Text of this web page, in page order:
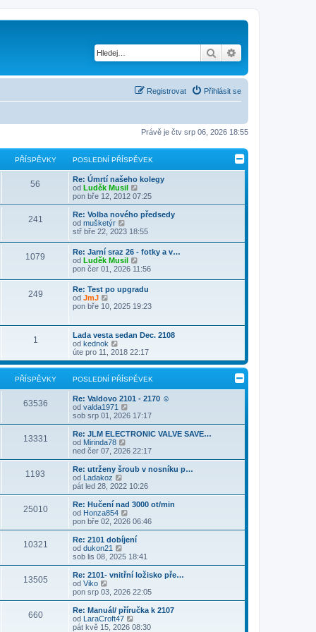
Hledat
Přihlásit se
Registrovat
Právě je čtv srp 06, 2026 18:55
PŘÍSPĚVKY POSLEDNÍ PŘÍSPĚVEK
56
Re: Úmrtí našeho kolegy
od Luděk Musil
o
b
r
a
z
t
p
s
l
e
n
ř
í
s
p
ě
e
k
pon bře 12, 2012 07:25
241
Re: Volba nového předsedy
od mušketýr
o
r
a
z
i
t
p
s
e
d
n
í
p
ř
s
p
ě
v
e
k
stř bře 22, 2023 18:55
1079
Re: Jarní sraz 26 - fotky a v…
od Luděk Musil
o
a
z
i
p
o
l
e
d
n
í
s
ě
e
k
pon čer 01, 2026 11:56
249
Re: Test po upgradu
od JmJ
o
z
t
p
o
s
l
e
d
í
p
ř
í
s
p
ě
v
e
k
pon bře 10, 2025 19:23
1
Lada vesta sedan Dec. 2108
od kednok
o
b
r
a
t
p
o
s
l
e
d
n
í
p
ř
í
s
p
ě
v
e
k
úte pro 11, 2018 22:17
PŘÍSPĚVKY POSLEDNÍ PŘÍSPĚVEK
63536
Re: Valdovo 2101 - 2170 ☺
od valda1971
o
b
r
z
p
o
s
e
n
í
p
í
s
p
v
e
k
sob srp 01, 2026 17:17
13331
Re: JLM ELECTRONIC VALVE SAVE…
od Mirinda78
o
b
r
z
t
p
o
s
e
n
í
p
í
s
p
ě
v
ned čer 07, 2026 22:17
1193
Re: utrženy šroub v nosníku p…
od Ladakoz
o
b
r
a
z
t
p
o
s
l
e
n
í
p
ř
í
pát led 28, 2022 10:26
25010
Re: Hučení nad 3000 ot/min
od Honza854
o
b
r
z
p
o
s
l
e
d
pon bře 02, 2026 06:46
10321
Re: 2101 dobíjení
od dukon21
o
b
r
z
t
p
o
sob lis 08, 2025 18:41
13505
Re: 2101- vnitřní ložisko pře…
od Viko
o
b
r
a
z
pon srp 03, 2026 22:05
660
Re: Manuál/ příručka k 2107
od LaraCroft47
o
pát kvě 15, 2026 08:30